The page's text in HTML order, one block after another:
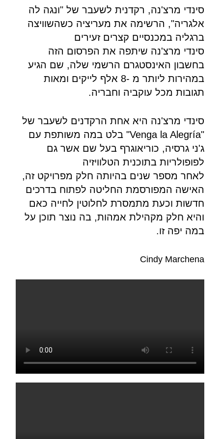
סינדי מרצ'נה, רקדנית לשעבר של "ונגה לה
אלגריה", הרשימה את מעריציה כשהשוויצה
ברגליה במכנסיים קצרים זעירים
סינדי מרצ'נה שיתפה את הפרסום הזה
בחשבון האינסטגרם הרשמי שלה, שם הגיע
במהירות ליותר מ -8 אלף לייקים ומאות
תגובות מכל עוקביה וחבריה.
סינדי מרצ'נה היא אחת הרקדנים לשעבר של
"Venga la Alegría" בלט במה משותפת עם
ג'ני גרסיה, כוריאוגרף בעל שם אשר גם
לפופולריות בתוכנית הטלוויזיה
לאחר מספר שנים בהיותה חלק מפרויקט זה,
האישה המפורסמת החליטה לפתוח בדרכים
חדשות וכעת מתמסרת לחלוטין לחייה כאם
והיא חלק מקהילת אמהות, בה נוצר תוכן על
במה יפה זו.
Cindy Marchena